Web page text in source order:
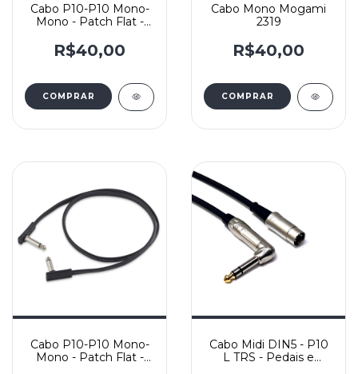
Cabo P10-P10 Mono-
Mono - Patch Flat -
R$40,00
Cabo Mono Mogami
2319
R$40,00
COMPRAR
Cabo P10-P10 Mono-
Mono - Patch Flat -
Cabo Midi DIN5 - P10
L TRS - Pedais e